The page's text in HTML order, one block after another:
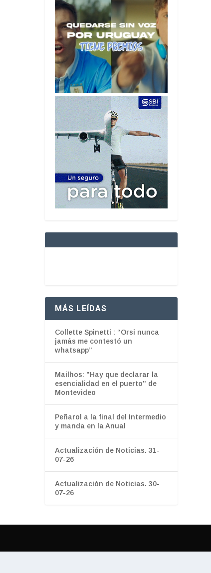
MÁS LEÍDAS
Collette Spinetti : “Orsi nunca
jamás me contestó un
whatsapp”
Mailhos: "Hay que declarar la
esencialidad en el puerto" de
Montevideo
Peñarol a la final del Intermedio
y manda en la Anual
Actualización de Noticias. 31-
07-26
Actualización de Noticias. 30-
07-26